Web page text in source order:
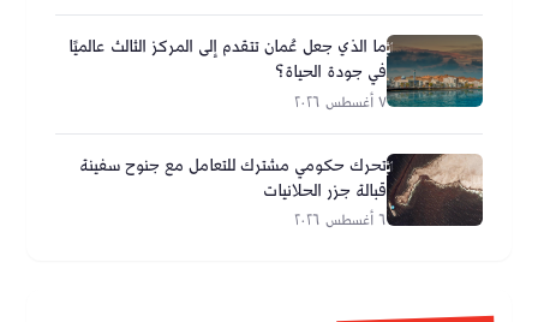
ما الذي جعل عُمان تتقدم إلى المركز الثالث عالميًا
في جودة الحياة؟
٧ أغسطس ٢٠٢٦
تحرك حكومي مشترك للتعامل مع جنوح سفينة
قبالة جزر الحلانيات
٦ أغسطس ٢٠٢٦